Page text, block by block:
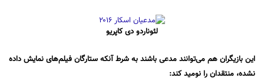
لئوناردو دی کاپریو
این بازیگران هم می‌توانند مدعی باشند به شرط آنکه ستارگان فیلم‌های نمایش داده
نشده، منتقدان را نومید کند: